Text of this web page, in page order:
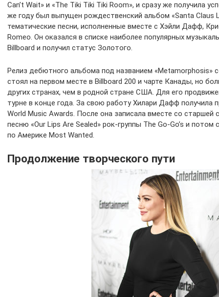
Can’t Wait» и «The Tiki Tiki Tiki Room», и сразу же получила
же году был выпущен рождественский альбом «Santa Claus
тематические песни, исполненные вместе с Хэйли Дафф,
Romeo. Он оказался в списке наиболее популярных
Billboard и получил статус Золотого.
Релиз дебютного альбома под названием «Metamorphosis»
стоял на первом месте в Billboard 200 и чарте Канады, но
других странах, чем в родной стране США. Для его
турне в конце года. За свою работу Хилари Дафф получила
World Music Awards. После она записала вместе со старшей
песню «Our Lips Are Sealed» рок-группы The Go-Go’s и потом
по Америке Most Wanted.
Продолжение творческого пути